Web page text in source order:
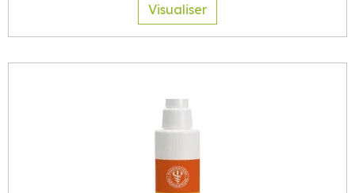
Visualiser